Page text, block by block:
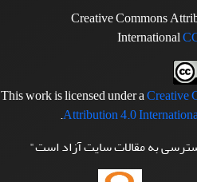
Creative Commons
International
This work is licensed under aCreative
Attribution 4.0
.
به مقالات سایت آزاد است"